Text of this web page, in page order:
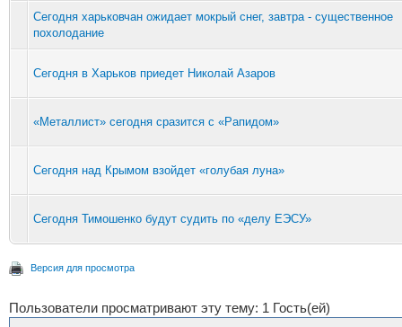
Сегодня харьковчан ожидает мокрый снег, завтра - существенное
похолодание
Сегодня в Харьков приедет Николай Азаров
«Металлист» сегодня сразится с «Рапидом»
Сегодня над Крымом взойдет «голубая луна»
Сегодня Тимошенко будут судить по «делу ЕЭСУ»
Версия для просмотра
Пользователи просматривают эту тему: 1 Гость(ей)